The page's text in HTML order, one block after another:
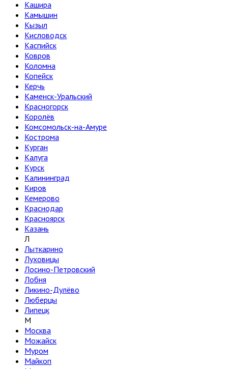
Кашира
Камышин
Кызыл
Кисловодск
Каспийск
Ковров
Коломна
Копейск
Керчь
Каменск-Уральский
Красногорск
Королёв
Комсомольск-на-Амуре
Кострома
Курган
Калуга
Курск
Калининград
Киров
Кемерово
Краснодар
Красноярск
Казань
Л
Лыткарино
Луховицы
Лосино-Петровский
Лобня
Ликино-Дулёво
Люберцы
Липецк
М
Москва
Можайск
Муром
Майкоп